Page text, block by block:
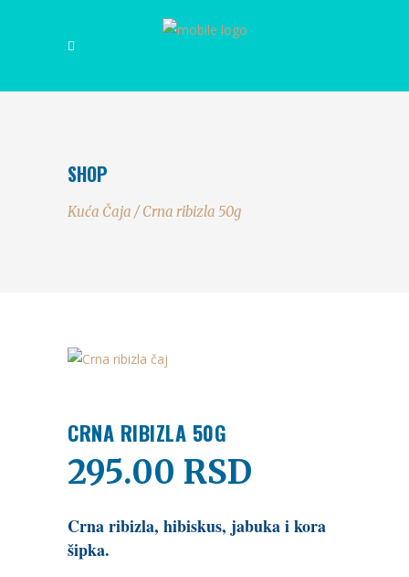
SHOP
Kuća Čaja /Crna ribizla 50g
CRNA RIBIZLA 50G
295.00 RSD
Crna ribizla, hibiskus, jabuka i kora
šipka.